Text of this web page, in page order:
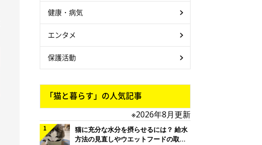
健康・病気
エンタメ
保護活動
「猫と暮らす」の人気記事
※2026年8月更新
猫に充分な水分を摂らせるには？ 給水
方法の見直しやウエットフードの取り